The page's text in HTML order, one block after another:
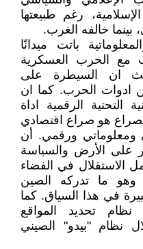
رغم طبيعتها
بينما خالفه الغرب.
باتت ميدانًا
مع الحرب العسكرية
حيث ان السيطرة على
ادوات الحرب. كما ان
التحتية الرقمية اداة
هو صراع اقتصادي
ورقمي. أن
على الأرض والسياسة
الاستقلال في الفضاء
وهو ما تدركه الصين
في هذا السياق. كما
تحديد المواقع
نظام "بيدو" الصيني